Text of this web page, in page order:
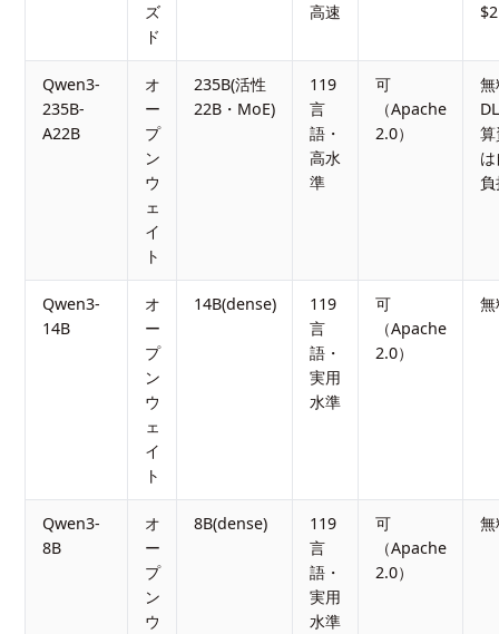
ズ
ド
高速
Qwen3-
235B-
A22B
オ
ー
プ
ン
ウ
ェ
イ
ト
235B(活性
22B・MoE)
119
言
語・
高水
準
可
（Apache
2.0）
無
Qwen3-
14B
オ
ー
プ
ン
ウ
ェ
イ
ト
14B(dense)
119
言
語・
実用
水準
可
（Apache
2.0）
無
Qwen3-
8B
オ
ー
プ
ン
ウ
8B(dense)
119
言
語・
実用
水準
可
（Apache
2.0）
無